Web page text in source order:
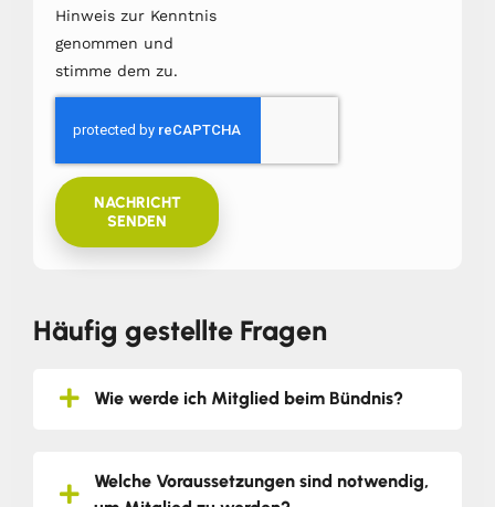
Hinweis zur Kenntnis
genommen und
stimme dem zu.
NACHRICHT
SENDEN
Häufig gestellte Fragen
Wie werde ich Mitglied beim Bündnis?
Welche Voraussetzungen sind notwendig,